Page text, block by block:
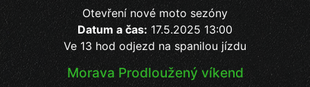
Otevření nové moto sezóny
Datum a čas: 17.5.2025 13:00
Ve 13 hod odjezd na spanilou jízdu
Morava Prodloužený víkend